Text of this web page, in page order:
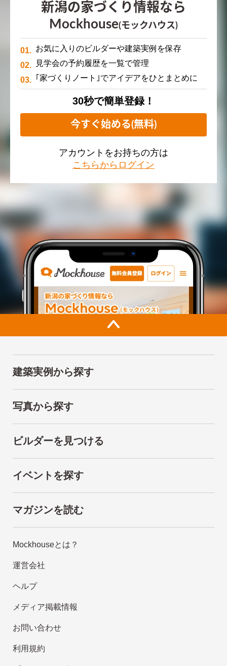
新潟の家づくり情報なら
Mockhouse(モックハウス)
お気に入りのビルダーや建築実例を保存
見学会の予約履歴を一覧で管理
｢家づくりノート｣でアイデアをひとまとめに
30秒で簡単登録！
今すぐ始める(無料)
アカウントをお持ちの方は
こちらからログイン
建築実例から探す
写真から探す
ビルダーを見つける
イベントを探す
マガジンを読む
Mockhouseとは？
運営会社
ヘルプ
メディア掲載情報
お問い合わせ
利用規約